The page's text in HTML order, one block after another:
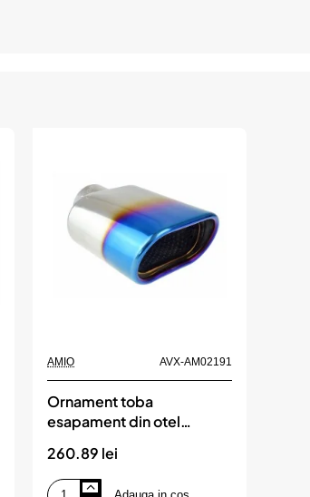
AMIO AVX-AM02191
Ornament toba
esapament din otel
AMIO
260.89 lei